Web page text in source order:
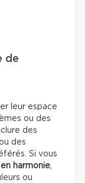
de
leur espace
ou des
des
des
Si vous
harmonie,
ou